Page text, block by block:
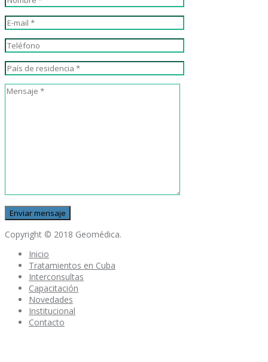
Copyright © 2018 Geomédica.
Inicio
Tratamientos en Cuba
Interconsultas
Capacitación
Novedades
Institucional
Contacto